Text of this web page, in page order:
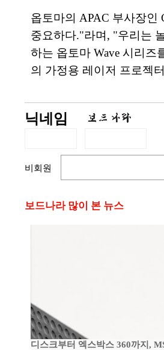
옵토마의 APAC 부사장인
중요하다."라며, "우리는
하는 옵토마 Wave 시리
의 가정용 레이저 프로젝
닉네임
비회원
보드나라 많이 본 뉴스
디스크부터 엑스박스 360까지,